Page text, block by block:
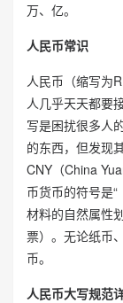
万、亿。
人民币常识
人民币（缩写为
人几乎天天都要
写是困扰很多人
的东西，但发现
CNY（China
币货币的符号是“
材料的自然属性
票）。无论纸币
币。
人民币大写规范